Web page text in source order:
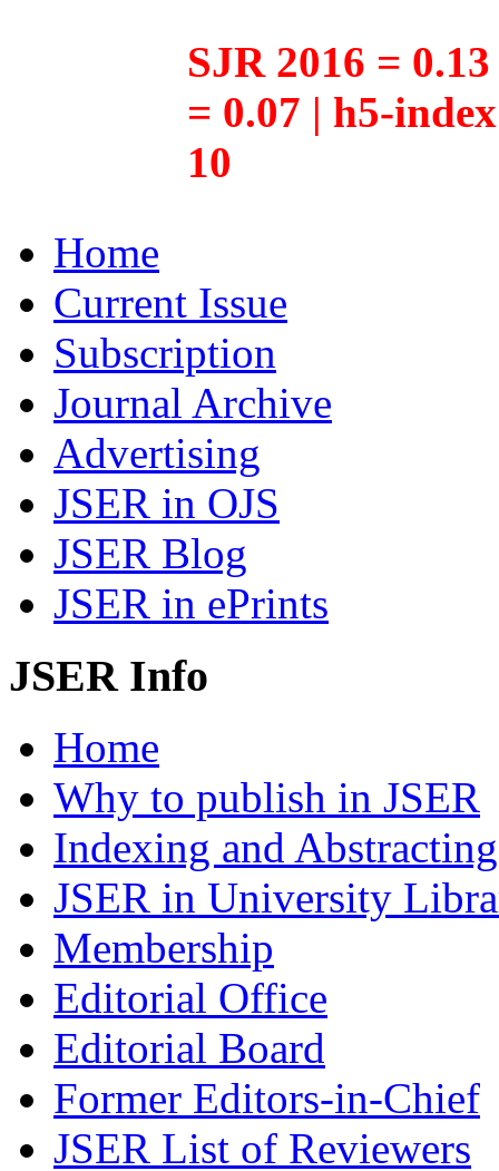
SJR 2016 =
= 0.07 | h5-
10
Home
Current Issue
Subscription
Journal Archive
Advertising
JSER in OJS
JSER Blog
JSER in ePrints
JSER Info
Home
Why to publish in JSER
Indexing and Abstracting
JSER in University
Membership
Editorial Office
Editorial Board
Former Editors-in-Chief
JSER List of Reviewers